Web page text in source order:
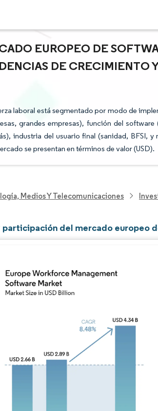
EUROPEO DE
DE CRECIMIENTO
laboral está segmentado por modo de
grandes empresas), función del
industria del usuario final (sanidad, BFSI, y
se presentan en términos de valor (USD).
Medios Y Telecomunicaciones
participación del mercado europeo
Imagen © Mordor Intelligence. El